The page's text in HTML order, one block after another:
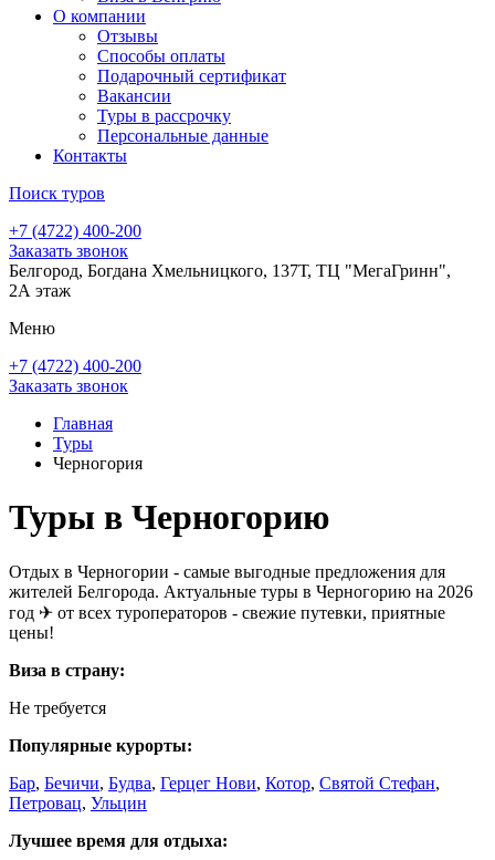
О компании
Отзывы
Способы оплаты
Подарочный сертификат
Вакансии
Туры в рассрочку
Персональные данные
Контакты
Поиск туров
+7 (4722) 400-200
Заказать звонок
Белгород, Богдана Хмельницкого, 137Т, ТЦ "МегаГринн",
2А этаж
Меню
+7 (4722) 400-200
Заказать звонок
Главная
Туры
Черногория
Туры в Черногорию
Отдых в Черногории - самые выгодные предложения для
жителей Белгорода. Актуальные туры в Черногорию на 2026
год ✈ от всех туроператоров - свежие путевки, приятные
цены!
Виза в страну:
Не требуется
Популярные курорты:
Бар, Бечичи, Будва, Герцег Нови, Котор, Святой Стефан,
Петровац, Ульцин
Лучшее время для отдыха: